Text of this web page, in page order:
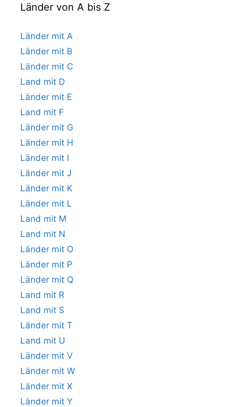
Länder von A bis Z
Länder mit A
Länder mit B
Länder mit C
Land mit D
Länder mit E
Land mit F
Länder mit G
Länder mit H
Länder mit I
Länder mit J
Länder mit K
Länder mit L
Land mit M
Land mit N
Länder mit O
Länder mit P
Länder mit Q
Land mit R
Land mit S
Länder mit T
Land mit U
Länder mit V
Länder mit W
Länder mit X
Länder mit Y